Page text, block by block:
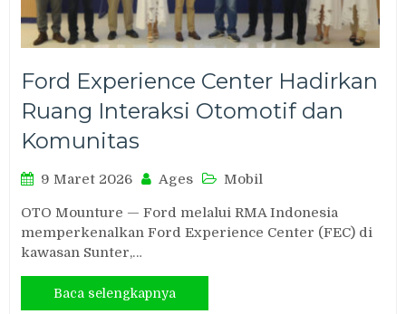
Ford Experience Center Hadirkan
Ruang Interaksi Otomotif dan
Komunitas
9 Maret 2026 Ages Mobil
OTO Mounture — Ford melalui RMA Indonesia
memperkenalkan Ford Experience Center (FEC) di
kawasan Sunter,…
Baca selengkapnya